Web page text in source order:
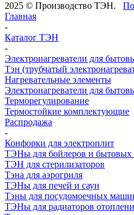
2025 © Производство ТЭН.
Главная
-
Каталог ТЭН
-
Электронагреватели для
Тэн (трубчатый
Нагревательные элементы
Электронагреватели для
Терморегулирование
Термостойкие комплектующие
Распродажа
-
Конфорки для электроплит
ТЭНы для бойлеров и бытовых
ТЭН для стерилизаторов
Тэна для аэрогриля
ТЭНы для печей и саун
Тэны для посудомоечных
ТЭНы для радиаторов